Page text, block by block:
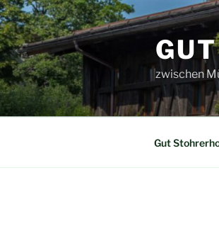
Skip
to
content
zwischen
Gut